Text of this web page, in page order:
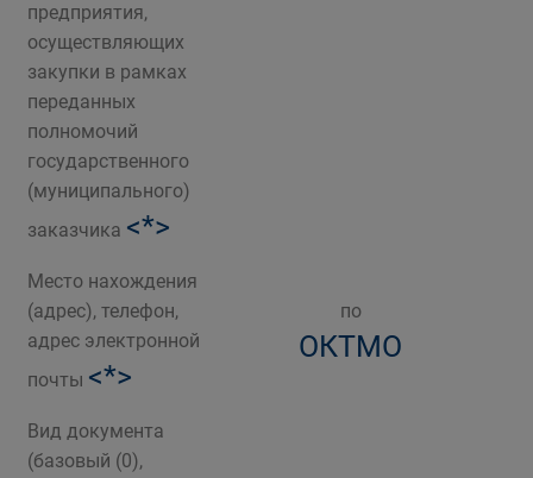
предприятия,
осуществляющих
закупки в рамках
переданных
полномочий
государственного
(муниципального)
заказчика <*>
Место нахождения
(адрес), телефон,
адрес электронной
почты <*>
по
ОКТМО
Вид документа
(базовый (0),